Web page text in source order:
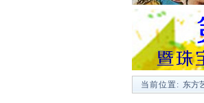
当前位置: 东方